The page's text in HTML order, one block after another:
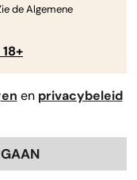
de Algemene
en privacybeleid